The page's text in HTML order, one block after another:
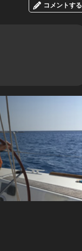
コメントする